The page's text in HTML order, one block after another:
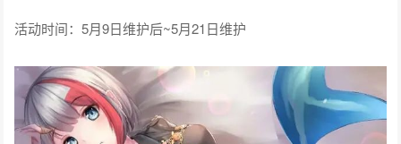
活动时间：5月9日维护后~5月21日维护